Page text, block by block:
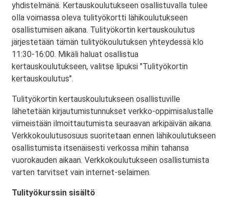
yhdistelmänä. Kertauskoulutukseen osallistuvalla tulee
olla voimassa oleva tulityökortti lähikoulutukseen
osallistumisen aikana. Tulityökortin kertauskoulutus
järjestetään tämän tulityökoulutuksen yhteydessä klo
11:30-16:00. Mikäli haluat osallistua
kertauskoulutukseen, valitse lipuksi "Tulityökortin
kertauskoulutus".
Tulityökortin kertauskoulutukseen osallistuville
lähetetään kirjautumistunnukset verkko-oppimisalustalle
viimeistään ilmoittautumista seuraavan arkipäivän aikana.
Verkkokoulutusosuus suoritetaan ennen lähikoulutukseen
osallistumista itsenäisesti verkossa mihin tahansa
vuorokauden aikaan. Verkkokoulutukseen osallistumista
varten tarvitset vain internet-selaimen.
Tulityökurssin sisältö